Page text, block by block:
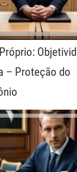
– Proteção do